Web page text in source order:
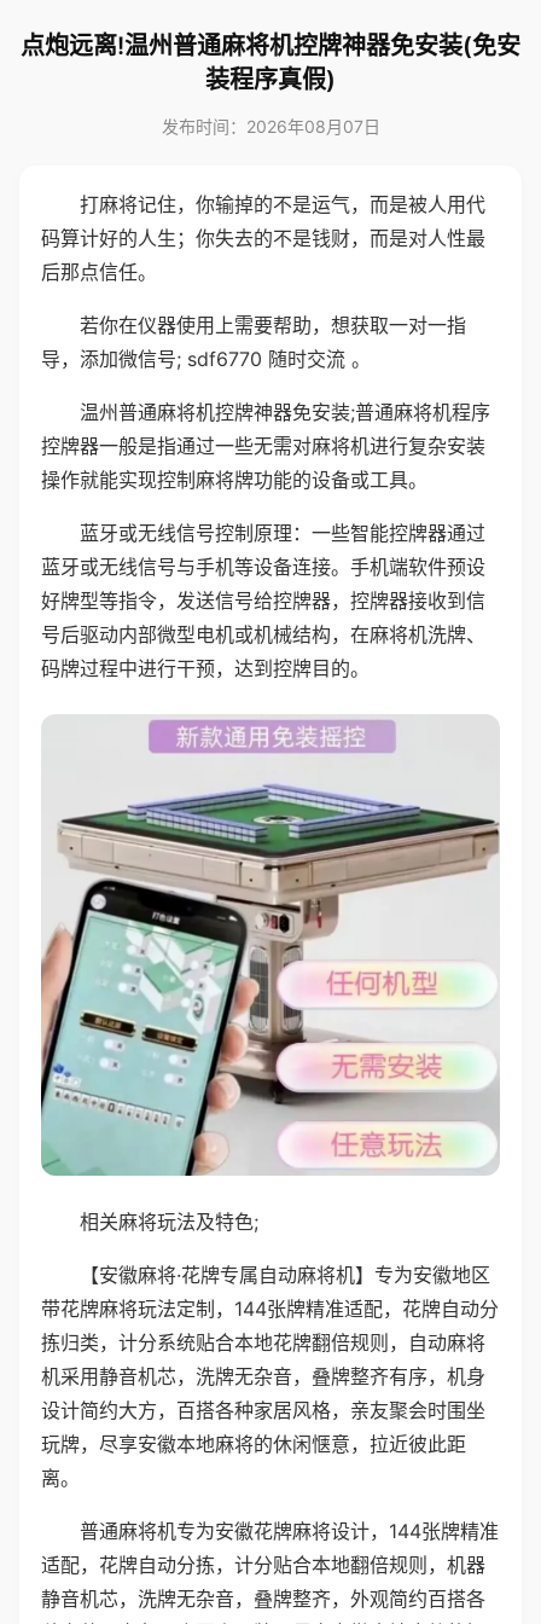
点炮远离!温州普通麻将机控牌神器免安装(免安
装程序真假)
发布时间：2026年08月07日
打麻将记住，你输掉的不是运气，而是被人用代
码算计好的人生；你失去的不是钱财，而是对人性最
后那点信任。
若你在仪器使用上需要帮助，想获取一对一指
导，添加微信号; sdf6770 随时交流 。
温州普通麻将机控牌神器免安装;普通麻将机程序
控牌器一般是指通过一些无需对麻将机进行复杂安装
操作就能实现控制麻将牌功能的设备或工具。
蓝牙或无线信号控制原理：一些智能控牌器通过
蓝牙或无线信号与手机等设备连接。手机端软件预设
好牌型等指令，发送信号给控牌器，控牌器接收到信
号后驱动内部微型电机或机械结构，在麻将机洗牌、
码牌过程中进行干预，达到控牌目的。
相关麻将玩法及特色;
【安徽麻将·花牌专属自动麻将机】专为安徽地区
带花牌麻将玩法定制，144张牌精准适配，花牌自动分
拣归类，计分系统贴合本地花牌翻倍规则，自动麻将
机采用静音机芯，洗牌无杂音，叠牌整齐有序，机身
设计简约大方，百搭各种家居风格，亲友聚会时围坐
玩牌，尽享安徽本地麻将的休闲惬意，拉近彼此距
离。
普通麻将机专为安徽花牌麻将设计，144张牌精准
适配，花牌自动分拣，计分贴合本地翻倍规则，机器
静音机芯，洗牌无杂音，叠牌整齐，外观简约百搭各